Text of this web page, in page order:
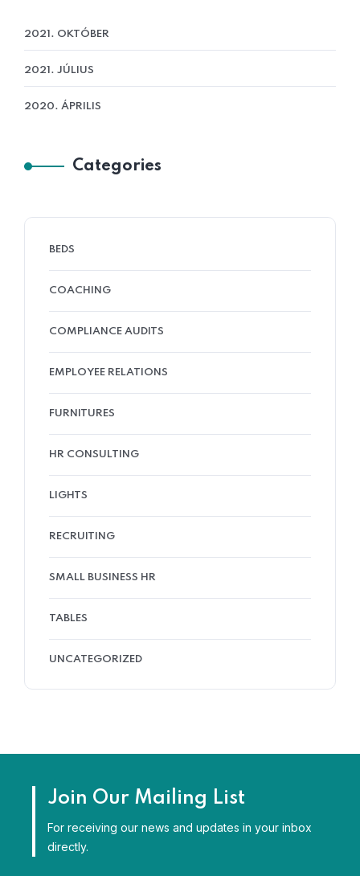
2021. OKTÓBER
2021. JÚLIUS
2020. ÁPRILIS
Categories
BEDS
COACHING
COMPLIANCE AUDITS
EMPLOYEE RELATIONS
FURNITURES
HR CONSULTING
LIGHTS
RECRUITING
SMALL BUSINESS HR
TABLES
UNCATEGORIZED
Join Our Mailing List
For receiving our news and updates in your inbox
directly.